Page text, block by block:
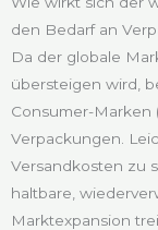
den Bedarf an
Da der globale
übersteigen wird,
Consumer-Marken
Verpackungen.
Versandkosten zu
haltbare,
Marktexpansion